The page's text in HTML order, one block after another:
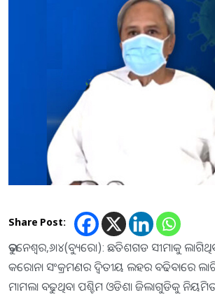
Share Post:
ଭୁବନେଶ୍ୱର,୬।୪(ବ୍ୟୁରୋ): ଛତିଶଗଡ ସୀମାକୁ
କରୋନା ସଂକ୍ରମଣର ଦ୍ୱିତୀୟ ଲହର ବଢିବାରେ
ମାମଲା ବଢୁଥିବା ପଶ୍ଚିମ ଓଡିଶା ଜିଲାଗୁଡିକୁ